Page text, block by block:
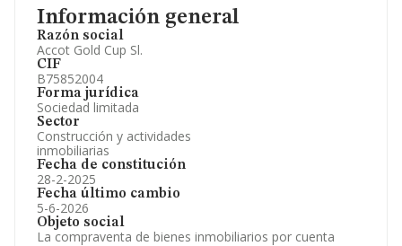
Información general
Razón social
Accot Gold Cup Sl.
CIF
B75852004
Forma jurídica
Sociedad limitada
Sector
Construcción y actividades
inmobiliarias
Fecha de constitución
28-2-2025
Fecha último cambio
5-6-2026
Objeto social
La compraventa de bienes inmobiliarios por cuenta
Información oficial y registral complementaria.